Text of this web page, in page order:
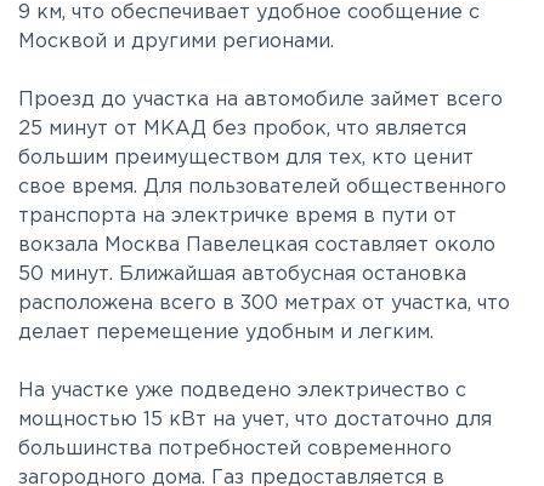
9 км, что обеспечивает удобное сообщение с
Москвой и другими регионами.
Проезд до участка на автомобиле займет всего
25 минут от МКАД без пробок, что является
большим преимуществом для тех, кто ценит
свое время. Для пользователей общественного
транспорта на электричке время в пути от
вокзала Москва Павелецкая составляет около
50 минут. Ближайшая автобусная остановка
расположена всего в 300 метрах от участка, что
делает перемещение удобным и легким.
На участке уже подведено электричество с
мощностью 15 кВт на учет, что достаточно для
большинства потребностей современного
загородного дома. Газ предоставляется в